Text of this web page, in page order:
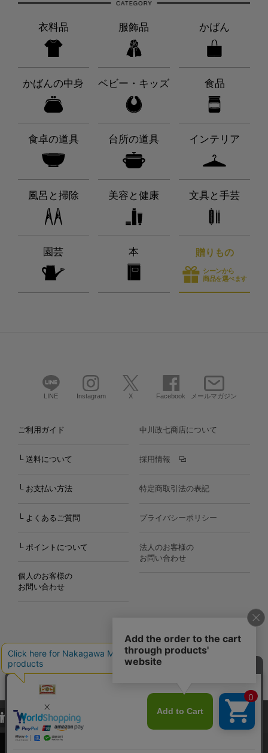
衣料品 服飾品 かばん
かばんの中身 ベビー・キッズ 食品
食卓の道具 台所の道具 インテリア
風呂と掃除 美容と健康 文具と手芸
園芸 本 贈りもの
シーンから
商品を選べます
LINE Instagram X Facebook メールマガジン
ご利用ガイド
└ 送料について
└ お支払い方法
└ よくあるご質問
└ ポイントについて
個人のお客様の
お問い合わせ
中川政七商店について
採用情報
特定商取引法の表記
プライバシーポリシー
法人のお客様の
お問い合わせ
Copyright©2000
Nakagawa Masashichi Shoten All Rights Reserved.
当サイトでは、当サイト内における閲覧履歴・属性情報などの取得およ
び利便性向上のためにクッキー（Cookie）を使用いたします。詳細に
関しては「プライバシーポリシー